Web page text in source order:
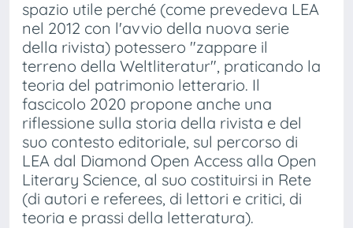
spazio utile perché (come prevedeva LEA
nel 2012 con l'avvio della nuova serie
della rivista) potessero "zappare il
terreno della Weltliteratur", praticando la
teoria del patrimonio letterario. Il
fascicolo 2020 propone anche una
riflessione sulla storia della rivista e del
suo contesto editoriale, sul percorso di
LEA dal Diamond Open Access alla Open
Literary Science, al suo costituirsi in Rete
(di autori e referees, di lettori e critici, di
teoria e prassi della letteratura).